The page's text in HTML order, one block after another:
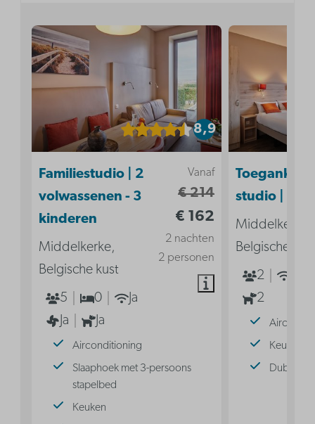
8,9
Vanaf
€ 214
€ 162
2 nachten
2 personen
Familiestudio | 2
volwassenen - 3
kinderen
Middelkerke,
Belgische kust
5
0
Ja
Ja
Ja
Airconditioning
Slaaphoek met 3-persoons
stapelbed
Keuken
studio | 2p
Middelkerke,
Belgische
2
2
Keuken
Dubbel